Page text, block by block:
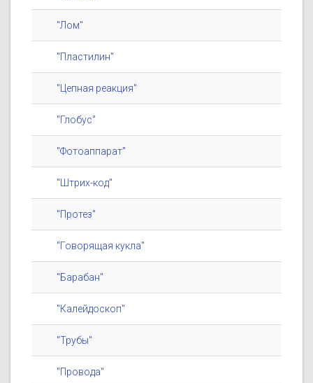
"Лом"
"Пластилин"
"Цепная реакция"
"Глобус"
"Фотоаппарат"
"Штрих-код"
"Протез"
"Говорящая кукла"
"Барабан"
"Калейдоскоп"
"Трубы"
"Провода"